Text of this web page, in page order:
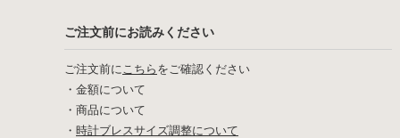
ご注文前にお読みください
ご注文前にこちら をご確認ください
・ 金額について
・ 商品について
・ 時計ブレスサイズ調整について